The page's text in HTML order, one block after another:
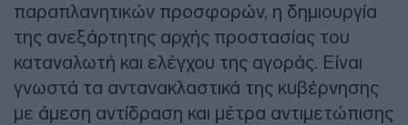
παραπλανητικών προσφορών, η δημιουργία
της ανεξάρτητης αρχής προστασίας του
καταναλωτή και ελέγχου της αγοράς. Είναι
γνωστά τα αντανακλαστικά της κυβέρνησης
με άμεση αντίδραση και μέτρα αντιμετώπισης